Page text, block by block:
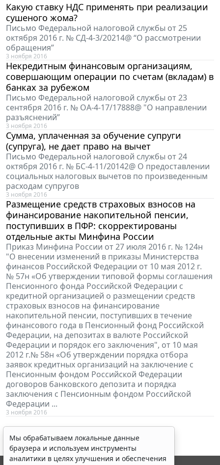
Какую ставку НДС применять при реализации
сушеного жома?
Письмо Федеральной налоговой службы от 25
октября 2016 г. № СД-4-3/20214@ “О рассмотрении
обращения”
3 ноября 2016
Некредитным финансовым организациям,
совершающим операции по счетам (вкладам) в
банках за рубежом
Письмо Федеральной налоговой службы от 23
сентября 2016 г. № ОА-4-17/17888@ "О направлении
разъяснений”
3 ноября 2016
Сумма, уплаченная за обучение супруги
(супруга), не дает право на вычет
Письмо Федеральной налоговой службы от 24
октября 2016 г. № БС-4-11/20142@ О предоставлении
социальных налоговых вычетов по произведенным
расходам супругов
3 ноября 2016
Размещение средств страховых взносов на
финансирование накопительной пенсии,
поступивших в ПФР: скорректированы
отдельные акты Минфина России
Приказ Минфина России от 27 июля 2016 г. № 124н
"О внесении изменений в приказы Министерства
финансов Российской Федерации от 10 мая 2012 г.
№ 57н «Об утверждении типовой формы соглашения
Пенсионного фонда Российской Федерации с
кредитной организацией о размещении средств
страховых взносов на финансирование
накопительной пенсии, поступивших в течение
финансового года в Пенсионный фонд Российской
Федерации, на депозитах в валюте Российской
Федерации и порядок его заключения", от 10 мая
2012 г.№ 58н «Об утверждении порядка отбора
заявок кредитных организаций на заключение с
Пенсионным фондом Российской Федерации
договоров банковского депозита и порядка
заключения с Пенсионным фондом Российской
Федерации ...
3 ноября 2016
Мы обрабатываем локальные данные
браузера и используем инструменты
аналитики в целях улучшения и обеспечения